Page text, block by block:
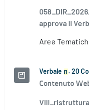
approva il
Aree
Verbale n . 20
Contenuto